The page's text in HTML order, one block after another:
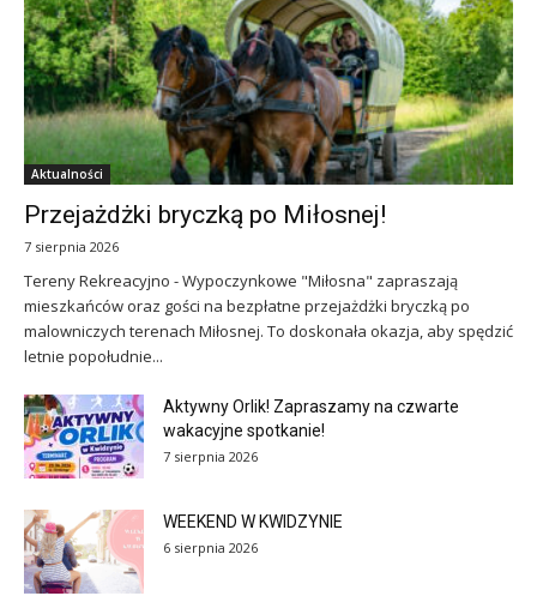
Aktualności
Przejażdżki bryczką po Miłosnej!
7 sierpnia 2026
Tereny Rekreacyjno - Wypoczynkowe "Miłosna" zapraszają
mieszkańców oraz gości na bezpłatne przejażdżki bryczką po
malowniczych terenach Miłosnej. To doskonała okazja, aby spędzić
letnie popołudnie...
Aktywny Orlik! Zapraszamy na czwarte
wakacyjne spotkanie!
7 sierpnia 2026
WEEKEND W KWIDZYNIE
6 sierpnia 2026